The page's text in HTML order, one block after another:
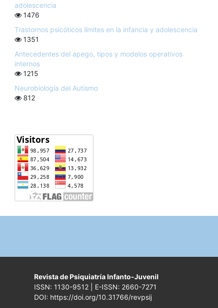
adolescencia
1476
Trastornos psicóticos límites en la infancia y adolescencia
1351
Antecedentes del apego, tipos y modelos operativos
internos
1215
Neurobiología del Autismo
812
Revista de Psiquiatría Infanto-Juvenil
ISSN: 1130-9512 | E-ISSN: 2660-7271
DOI: https://doi.org/10.31766/revpsij